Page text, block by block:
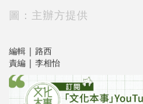
圖：主辦方提供
編輯 | 路西
責編 | 李相怡